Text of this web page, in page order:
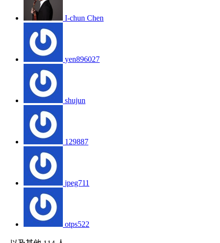
I-chun Chen
yen896027
shujun
129887
jpeg711
otps522